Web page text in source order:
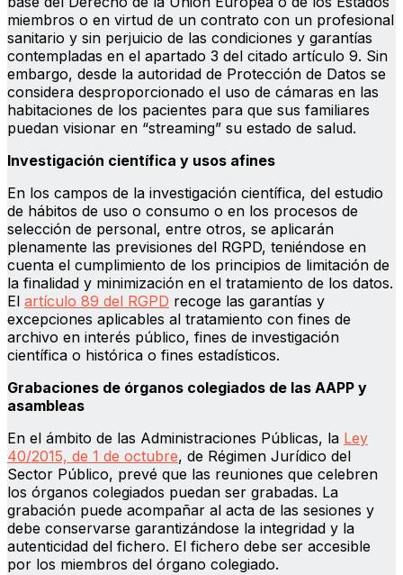
miembros o en virtud de un contrato con un profesional
sanitario y sin perjuicio de las condiciones y garantías
contempladas en el apartado 3 del citado artículo 9. Sin
embargo, desde la autoridad de Protección de Datos se
considera desproporcionado el uso de cámaras en las
habitaciones de los pacientes para que sus familiares
puedan visionar en “streaming” su estado de salud.
Investigación científica y usos afines
En los campos de la investigación científica, del estudio
de hábitos de uso o consumo o en los procesos de
selección de personal, entre otros, se aplicarán
plenamente las previsiones del RGPD, teniéndose en
cuenta el cumplimiento de los principios de limitación de
la finalidad y minimización en el tratamiento de los datos.
El artículo 89 del RGPD recoge las garantías y
excepciones aplicables al tratamiento con fines de
archivo en interés público, fines de investigación
científica o histórica o fines estadísticos.
Grabaciones de órganos colegiados de las AAPP y
asambleas
En el ámbito de las Administraciones Públicas, la Ley
40/2015, de 1 de octubre, de Régimen Jurídico del
Sector Público, prevé que las reuniones que celebren
los órganos colegiados puedan ser grabadas. La
grabación puede acompañar al acta de las sesiones y
debe conservarse garantizándose la integridad y la
autenticidad del fichero. El fichero debe ser accesible
por los miembros del órgano colegiado.